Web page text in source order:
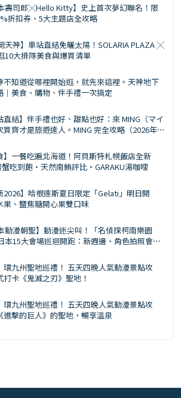
壽司郎╳Hello Kitty】史上首次夢幻聯名！限
折扣券、5大主題店全攻略
天神】車站直結免曬太陽！SOLARIA PLAZA ╳
10大排隊美食與爆買清單
不知道從哪裡開始逛，就先來這裡。天神地下
｜美食、購物、伴手禮一次搞定
直結】伴手禮也好、甜點也好：來 MING（マイ
買齊才是旅遊達人。MING 完全攻略（2026年
】一餐吃遍北海道！阿貝斯特札幌飯店全新
吃到飽・天然南鮪評比・GARAKU湯咖哩
2026】哈根達斯夏日限定「Gelati」明日開
果、鹽焦糖開心果雙口味
動漫朝聖】動漫迷尖叫！「名偵探柯南樂園
本15大會場巡迴開跑：新週邊、角色拍照會、
環九州聖地巡禮！ 五天四晚人氣動漫景點攻
打卡《鬼滅之刃》聖地！
環九州聖地巡禮！ 五天四晚人氣動漫景點攻
進擊的巨人》的聖地，暢享溫泉